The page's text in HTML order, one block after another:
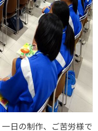
日の制作、ご苦労様で